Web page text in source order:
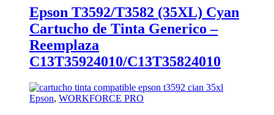
Epson T3592/T3582 (35XL) Cyan
Cartucho de Tinta Generico –
Reemplaza
C13T35924010/C13T35824010
Epson, WORKFORCE PRO